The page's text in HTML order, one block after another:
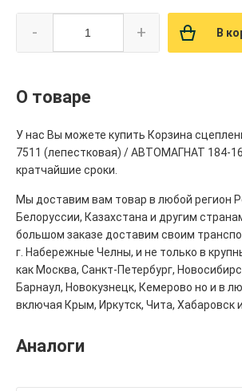
- + В
О товаре
У нас Вы можете купить Корзина
7511 (лепестковая) / АВТОМАГНАТ 184-
кратчайшие сроки.
Мы доставим вам товар в любой регион
Белоруссии, Казахстана и другим
большом заказе доставим своим
г. Набережные Челны, и не только в
как Москва, Санкт-Петербург,
Барнаул, Новокузнецк, Кемерово но и в
включая Крым, Иркутск, Чита, Хабаровск
Аналоги